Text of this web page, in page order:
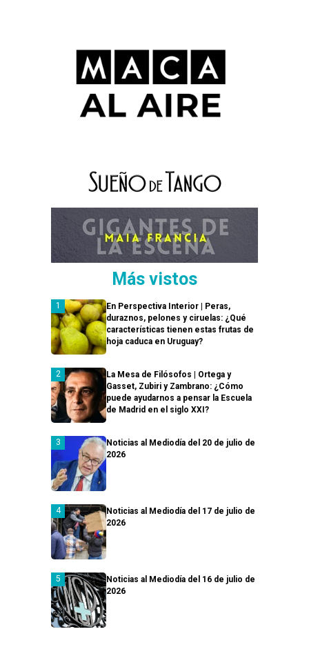
Más vistos
En Perspectiva Interior | Peras,
duraznos, pelones y ciruelas: ¿Qué
características tienen estas frutas de
hoja caduca en Uruguay?
La Mesa de Filósofos | Ortega y
Gasset, Zubiri y Zambrano: ¿Cómo
puede ayudarnos a pensar la Escuela
de Madrid en el siglo XXI?
Noticias al Mediodía del 20 de julio de
2026
Noticias al Mediodía del 17 de julio de
2026
Noticias al Mediodía del 16 de julio de
2026